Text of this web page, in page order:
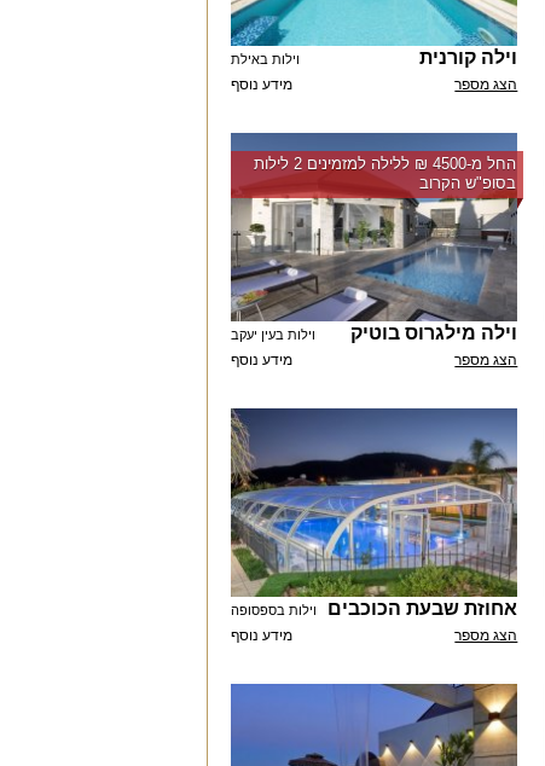
וילה קורנית וילות באילת
מידע נוסף הצג מספר
החל מ-‏4500 ₪ ללילה למזמינים 2 לילות
בסופ"ש הקרוב
וילה מילגרוס בוטיק וילות בעין יעקב
מידע נוסף הצג מספר
אחוזת שבעת הכוכבים וילות בספסופה
מידע נוסף הצג מספר